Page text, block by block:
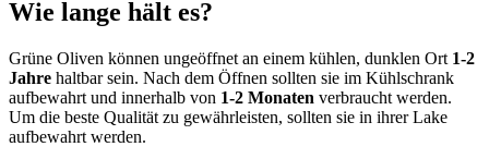
Wie lange hält es?
Grüne Oliven können ungeöffnet an einem kühlen, dunklen Ort 1-2
Jahre haltbar sein. Nach dem Öffnen sollten sie im Kühlschrank
aufbewahrt und innerhalb von 1-2 Monaten verbraucht werden.
Um die beste Qualität zu gewährleisten, sollten sie in ihrer Lake
aufbewahrt werden.